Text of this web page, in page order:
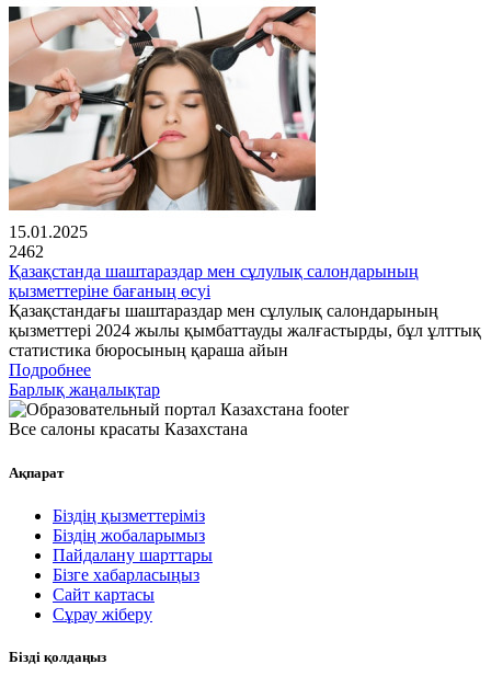
15.01.2025
2462
Қазақстанда шаштараздар мен сұлулық салондарының
қызметтеріне бағаның өсуі
Қазақстандағы шаштараздар мен сұлулық салондарының
қызметтері 2024 жылы қымбаттауды жалғастырды, бұл ұлттық
статистика бюросының қараша айын
Подробнее
Барлық жаңалықтар
Все салоны красаты Казахстана
Ақпарат
Біздің қызметтеріміз
Біздің жобаларымыз
Пайдалану шарттары
Бізге хабарласыңыз
Сайт картасы
Сұрау жіберу
Бізді қолдаңыз